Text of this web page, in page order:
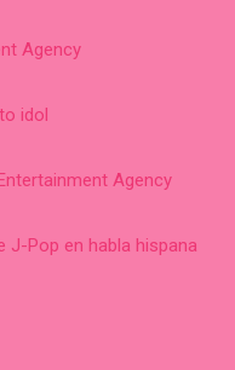
Agency
idol
Agency
Pop en habla hispana